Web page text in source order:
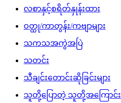
လစာနှင့်စရိတ်နှုန်းထား
ဝတ္ထု/ကာတွန်း/ကဗျာများ
သကသအကွဲအပြဲ
သတင်း
သီချင်းတောင်းဆိုခြင်းများ
သူတို့ပြောတဲ့ သူတို့အကြောင်း